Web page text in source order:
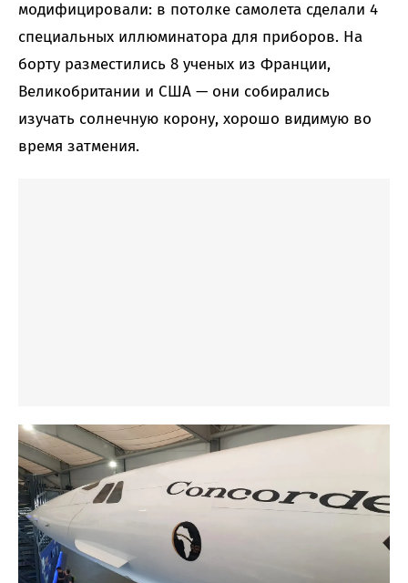
модифицировали: в потолке самолета сделали 4
специальных иллюминатора для приборов. На
борту разместились 8 ученых из Франции,
Великобритании и США — они собирались
изучать солнечную корону, хорошо видимую во
время затмения.